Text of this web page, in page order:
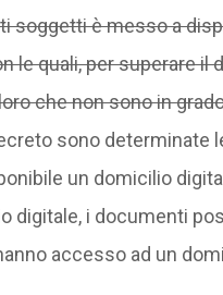
soggetti è messo a
le quali, per superare
che non sono in
sono determinate
un domicilio
digitale, i documenti
accesso ad un